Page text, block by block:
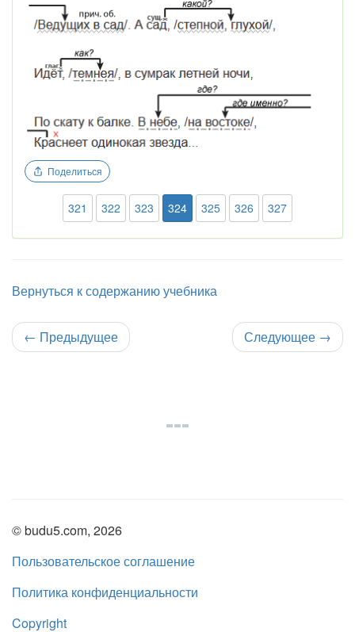
Поделиться
321 322 323 324 325 326 327
Вернуться к содержанию учебника
← Предыдущее Следующее →
© budu5.com, 2026
Пользовательское соглашение
Политика конфиденциальности
Copyright